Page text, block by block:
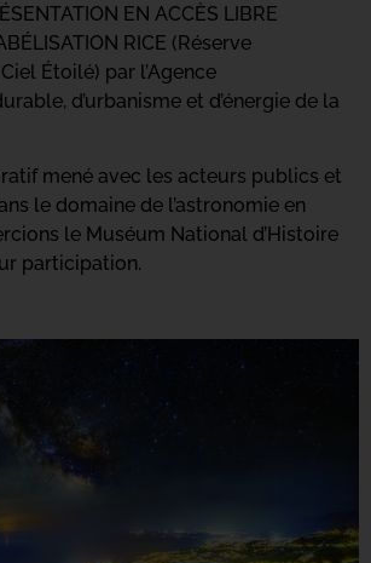
EN ACCÈS LIBRE
RICE (Réserve
Étoilé) par l’Agence
d’urbanisme et d’énergie de la
mené avec les acteurs publics et
le domaine de l’astronomie en
le Muséum National d’Histoire
participation.